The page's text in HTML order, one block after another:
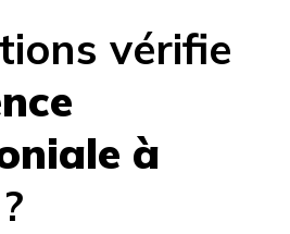
vérifie
à